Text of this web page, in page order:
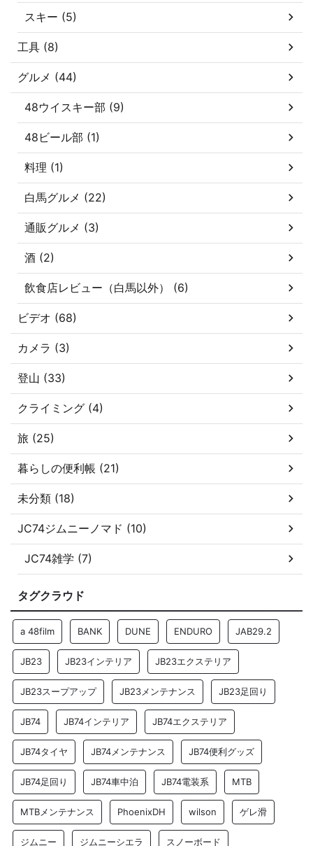
スキー (5)
工具 (8)
グルメ (44)
48ウイスキー部 (9)
48ビール部 (1)
料理 (1)
白馬グルメ (22)
通販グルメ (3)
酒 (2)
飲食店レビュー（白馬以外） (6)
ビデオ (68)
カメラ (3)
登山 (33)
クライミング (4)
旅 (25)
暮らしの便利帳 (21)
未分類 (18)
JC74ジムニーノマド (10)
JC74雑学 (7)
タグクラウド
a 48film BANK DUNE ENDURO JAB29.2
JB23 JB23インテリア JB23エクステリア
JB23スープアップ JB23メンテナンス JB23足回り
JB74 JB74インテリア JB74エクステリア
JB74タイヤ JB74メンテナンス JB74便利グッズ
JB74足回り JB74車中泊 JB74電装系 MTB
MTBメンテナンス PhoenixDH wilson ゲレ滑
ジムニー ジムニーシエラ スノーボード